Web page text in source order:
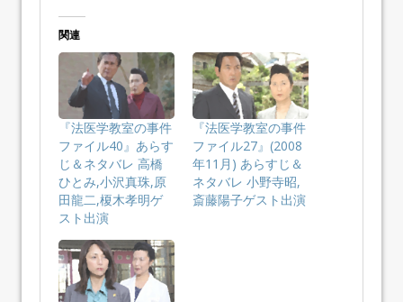
関連
『法医学教室の事件
ファイル40』あらす
じ＆ネタバレ 高橋
ひとみ,小沢真珠,原
田龍二,榎木孝明ゲ
スト出演
『法医学教室の事件
ファイル27』(2008
年11月) あらすじ＆
ネタバレ 小野寺昭,
斎藤陽子ゲスト出演